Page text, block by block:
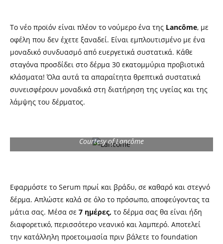
Το νέο προϊόν είναι πλέον το νούμερο ένα της Lancôme, με
οφέλη που δεν έχετε ξαναδεί. Είναι εμπλουτισμένο με ένα
μοναδικό συνδυασμό από ευεργετικά συστατικά. Κάθε
σταγόνα προσδίδει στο δέρμα 30 εκατομμύρια προβιοτικά
κλάσματα! Όλα αυτά τα απαραίτητα θρεπτικά συστατικά
συνεισφέρουν μοναδικά στη διατήρηση της υγείας και της
λάμψης του δέρματος.
Courtesy of Lancôme
Εφαρμόστε το Serum πρωί και βράδυ, σε καθαρό και στεγνό
δέρμα. Απλώστε καλά σε όλο το πρόσωπο, αποφεύγοντας τα
μάτια σας. Μέσα σε 7 ημέρες, το δέρμα σας θα είναι ήδη
διαφορετικό, περισσότερο νεανικό και λαμπερό. Αποτελεί
την κατάλληλη προετοιμασία πριν βάλετε το foundation